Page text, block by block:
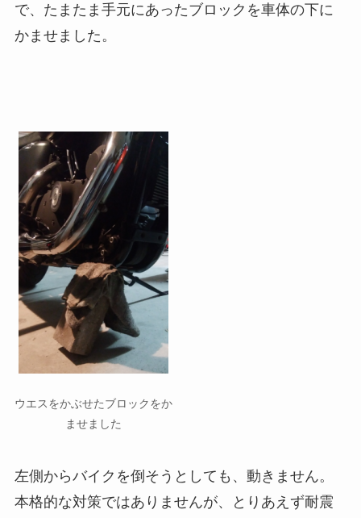
で、たまたま手元にあったブロックを車体の下に
かませました。
ウエスをかぶせたブロックをか
ませました
左側からバイクを倒そうとしても、動きません。
本格的な対策ではありませんが、とりあえず耐震